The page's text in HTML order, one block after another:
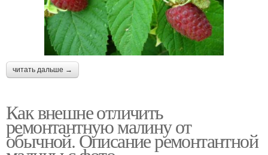
читать дальше →
Как внешне отличить
ремонтантную малину от
обычной. Описание ремонтантной